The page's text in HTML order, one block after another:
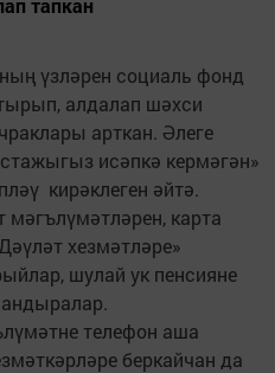
үзләрен социаль фонд
алдалап шәхси
арткан. Әлеге
исәпкә кермәгән»
кирәклеген әйтә.
карта
хезмәтләре»
шулай ук пенсияне
телефон аша
беркайчан да